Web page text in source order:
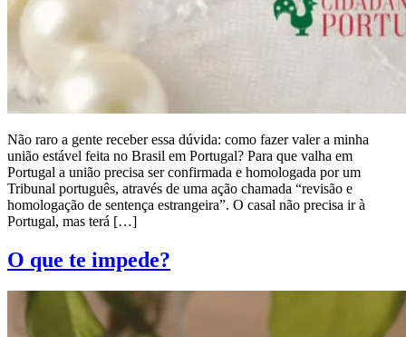
Não raro a gente receber essa dúvida: como fazer valer a minha
união estável feita no Brasil em Portugal? Para que valha em
Portugal a união precisa ser confirmada e homologada por um
Tribunal português, através de uma ação chamada “revisão e
homologação de sentença estrangeira”. O casal não precisa ir à
Portugal, mas terá […]
O que te impede?